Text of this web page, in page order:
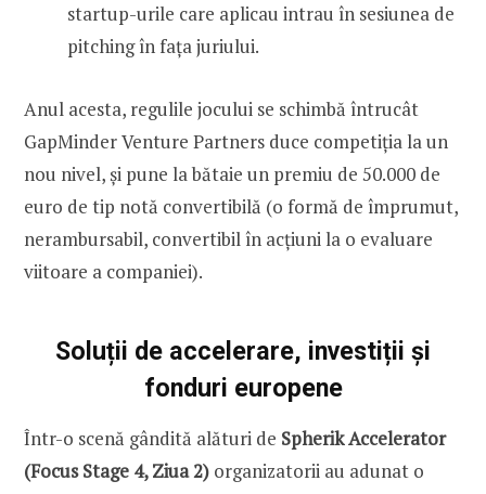
startup-urile care aplicau intrau în sesiunea de
pitching în fața juriului.
Anul acesta, regulile jocului se schimbă întrucât
GapMinder Venture Partners duce competiția la un
nou nivel, și pune la bătaie un premiu de 50.000 de
euro de tip notă convertibilă (o formă de împrumut,
nerambursabil, convertibil în acțiuni la o evaluare
viitoare a companiei).
Soluții de accelerare, investiții și
fonduri europene
Într-o scenă gândită alături de Spherik Accelerator
(Focus Stage 4, Ziua 2) organizatorii au adunat o